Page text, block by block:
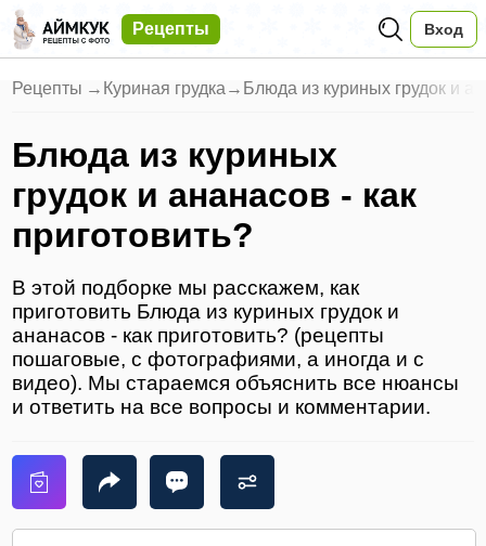
Рецепты Вход
Рецепты → Куриная грудка → Блюда из куриных грудок и
Блюда из куриных
грудок и ананасов - как
приготовить?
В этой подборке мы расскажем, как
приготовить Блюда из куриных грудок и
ананасов - как приготовить? (рецепты
пошаговые, с фотографиями, а иногда и с
видео). Мы стараемся объяснить все нюансы
и ответить на все вопросы и комментарии.